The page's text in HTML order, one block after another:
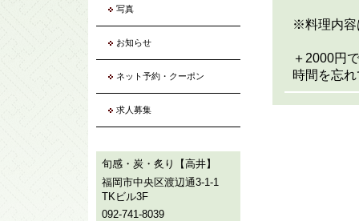
※料理内容
＋2000円
時間を忘
写真
お知らせ
ネット予約・クーポン
求人募集
旬感・炭・炙り【高井】
福岡市中央区渡辺通3-1-1
TKビル3F
092-741-8039